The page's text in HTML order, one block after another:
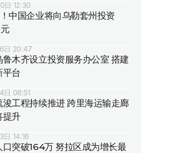
日 12:30
中国企业将向乌勒套州投资
日 20:47
木齐设立投资服务办公室 搭建
平台
日 08:51
浚工程持续推进 跨里海运输走廊
提升
14:16
口突破164万 努拉区成为增长最